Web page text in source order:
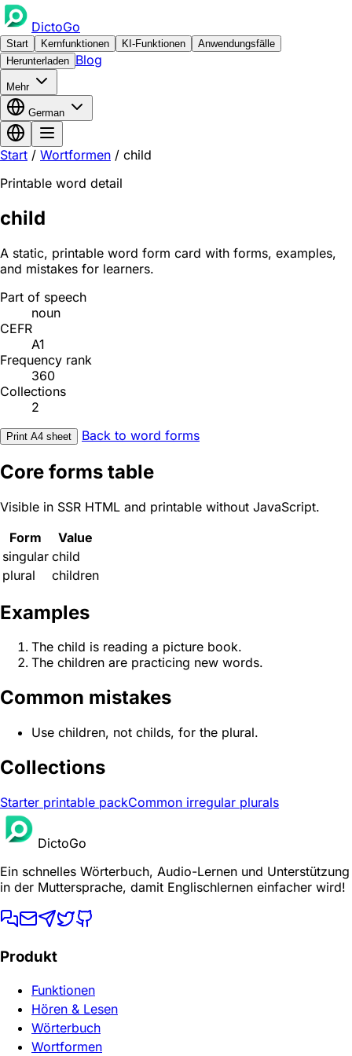
DictoGo
Start Kernfunktionen KI-Funktionen
Anwendungsfälle
Herunterladen Blog
Mehr
German
Start / Wortformen / child
Printable word detail
child
A static, printable word form card with forms, examples,
and mistakes for learners.
Part of speech
noun
CEFR
A1
Frequency rank
360
Collections
2
Print A4 sheet Back to word forms
Core forms table
Visible in SSR HTML and printable without JavaScript.
Form
Value
singular child
plural
children
Examples
The child is reading a picture book.
The children are practicing new words.
Common mistakes
Use children, not childs, for the plural.
Collections
Starter printable packCommon irregular plurals
DictoGo
Ein schnelles Wörterbuch, Audio-Lernen und Unterstützung
in der Muttersprache, damit Englischlernen einfacher wird!
Produkt
Funktionen
Hören & Lesen
Wörterbuch
Wortformen